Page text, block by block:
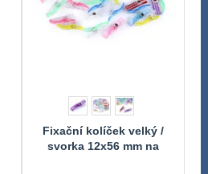
Fixační kolíček velký /
svorka 12x56 mm na